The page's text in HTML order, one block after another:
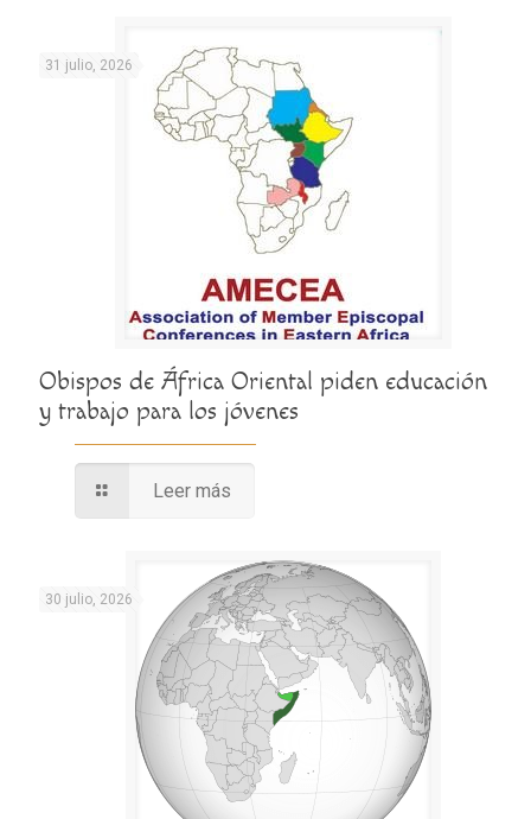
31 julio, 2026
Obispos de África Oriental piden educación
y trabajo para los jóvenes
Leer más
30 julio, 2026